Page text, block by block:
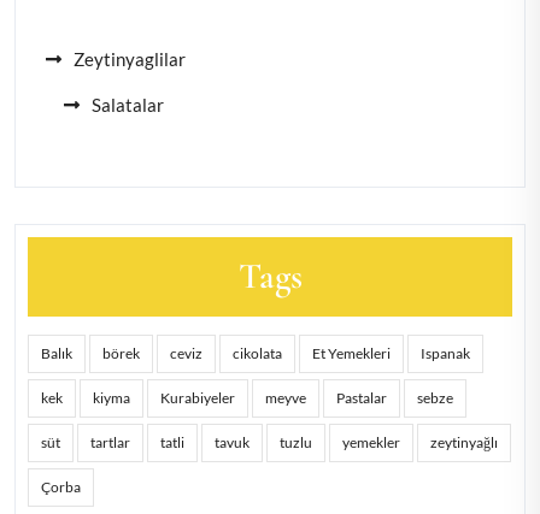
Zeytinyaglilar
Salatalar
Tags
Balık börek ceviz cikolata Et Yemekleri Ispanak
kek kiyma Kurabiyeler meyve Pastalar sebze
süt tartlar tatli tavuk tuzlu yemekler zeytinyağlı
Çorba